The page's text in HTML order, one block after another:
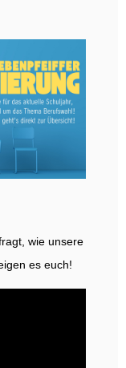
wie unsere
es euch!